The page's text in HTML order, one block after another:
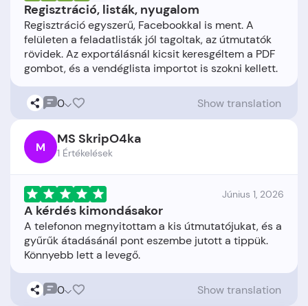
Regisztráció, listák, nyugalom
Regisztráció egyszerű, Facebookkal is ment. A
felületen a feladatlisták jól tagoltak, az útmutatók
rövidek. Az exportálásnál kicsit keresgéltem a PDF
0 Show translation
M MS SkripO4ka
1 Értékelések
Június 1, 2026
A kérdés kimondásakor
A telefonon megnyitottam a kis útmutatójukat, és a
gyűrűk átadásánál pont eszembe jutott a tippük.
0 Show translation